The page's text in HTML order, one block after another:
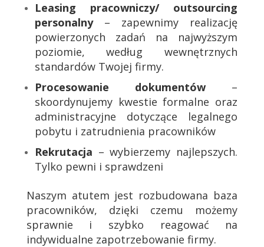
Leasing pracowniczy/ outsourcing
personalny – zapewnimy realizację
powierzonych zadań na najwyższym
poziomie, według wewnętrznych
standardów Twojej firmy.
Procesowanie dokumentów –
skoordynujemy kwestie formalne oraz
administracyjne dotyczące legalnego
pobytu i zatrudnienia pracowników
Rekrutacja – wybierzemy najlepszych.
Tylko pewni i sprawdzeni
Naszym atutem jest rozbudowana baza
pracowników, dzięki czemu możemy
sprawnie i szybko reagować na
indywidualne zapotrzebowanie firmy.